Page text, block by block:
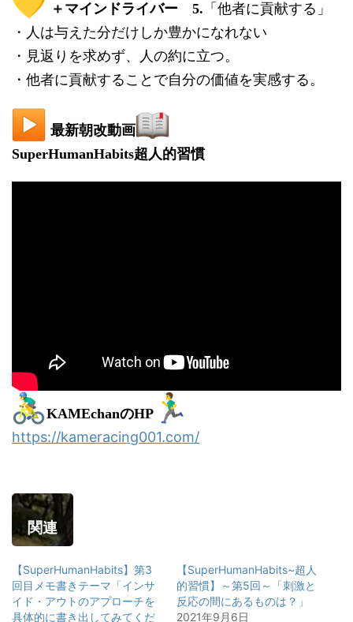
＋マインドライバー 5. 「他者に貢献する」
・人は与えた分だけしか豊かになれない
・見返りを求めず、人の約に立つ。
・他者に貢献することで自分の価値を実感する。
最新朝改動画
SuperHumanHabits超人的習慣
KAMEchanのHP
https://kameracing001.com/
関連
【SuperHumanHabits】第3
回目メモ書きテーマ「インサ
イド・アウトのアプローチを
具体的に書き出してみてくだ
【SuperHumanHabits~超人
的習慣】～第5回～「刺激と
反応の間にあるものは？」
2021年9月6日